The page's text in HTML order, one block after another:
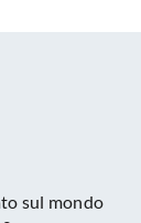
sul mondo